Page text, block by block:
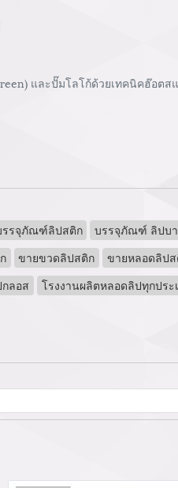
และปั๊มโลโก้ด้วยเทคนิคฮ๊อตส
รจุภัณฑ์ลิปสติก บรรจุภัณฑ์ ลิปบ
ขายขวดลิปสติก ขายหลอดลิป
ลอส โรงงานผลิตหลอดลิปทุกประ